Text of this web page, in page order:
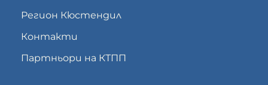
Регион Кюстендил
Контакти
Партньори на КТПП